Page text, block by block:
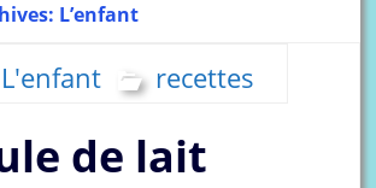
L’enfant
L'enfant recettes
de lait